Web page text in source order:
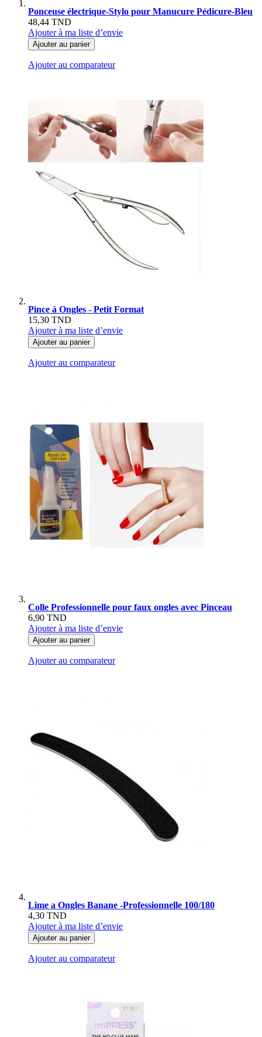
Ponceuse électrique-Stylo pour Manucure Pédicure-Bleu
48,44 TND
Ajouter à ma liste d’envie
Ajouter au panier
Ajouter au comparateur
Pince à Ongles - Petit Format
15,30 TND
Ajouter à ma liste d’envie
Ajouter au panier
Ajouter au comparateur
Colle Professionnelle pour faux ongles avec Pinceau
6,90 TND
Ajouter à ma liste d’envie
Ajouter au panier
Ajouter au comparateur
Lime a Ongles Banane -Professionnelle 100/180
4,30 TND
Ajouter à ma liste d’envie
Ajouter au panier
Ajouter au comparateur